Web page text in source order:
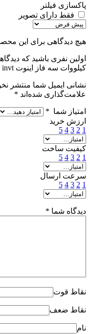
پاکسازی فیلتر
فقط دارای تصویر
هیچ دیدگاهی برای این
کیلووات سه فاز اینوت invt سری GD20”
نشانی ایمیل شما منتشر
علامت‌گذاری شده‌اند *
امتیاز شما *
ارزش خرید
1
2
3
4
5
کیفیت ساخت
1
2
3
4
5
سرعت ارسال
1
2
3
4
5
دیدگاه شما *
نقاط قوت
نقاط ضعف
نام